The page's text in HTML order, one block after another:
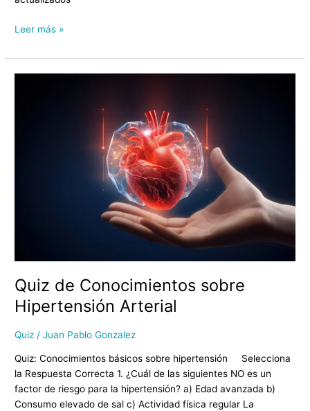
Leer más »
Quiz de Conocimientos sobre
Hipertensión Arterial
Quiz /Juan Pablo Gonzalez
Quiz: Conocimientos básicos sobre hipertensión Selecciona
la Respuesta Correcta 1. ¿Cuál de las siguientes NO es un
factor de riesgo para la hipertensión? a) Edad avanzada b)
Consumo elevado de sal c) Actividad física regular La